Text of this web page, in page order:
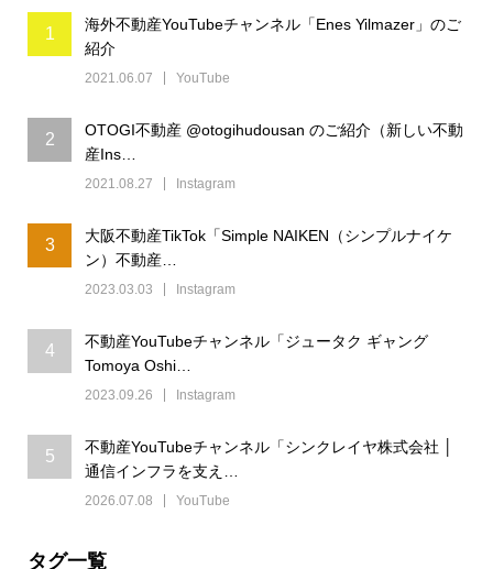
1
海外不動産YouTubeチャンネル「Enes Yilmazer」のご
紹介
2021.06.07 YouTube
2
OTOGI不動産 @otogihudousan のご紹介（新しい不動
産Ins…
2021.08.27 Instagram
3
大阪不動産TikTok「Simple NAIKEN（シンプルナイケ
ン）不動産…
2023.03.03 Instagram
4
不動産YouTubeチャンネル「ジュータク ギャング
Tomoya Oshi…
2023.09.26 Instagram
5
不動産YouTubeチャンネル「シンクレイヤ株式会社 │
通信インフラを支え…
2026.07.08 YouTube
タグ一覧